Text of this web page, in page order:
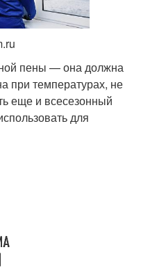
пены — она должна
при температурах, не
еще и всесезонный
для